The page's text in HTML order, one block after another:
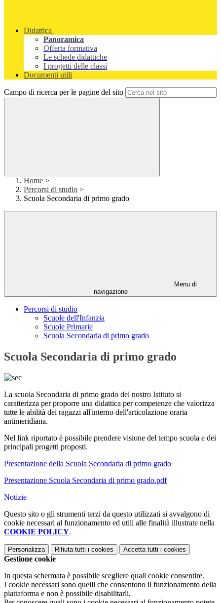
Didattica
Panoramica
Offerta formativa
Le schede didattiche
I progetti delle classi
Documenti utili
Campo di ricerca per le pagine del sito
Home >
Percorsi di studio >
Scuola Secondaria di primo grado
Menu di
navigazione
Percorsi di studio
Scuole dell'Infanzia
Scuole Primarie
Scuola Secondaria di primo grado
Scuola Secondaria di primo grado
La scuola Secondaria di primo grado del nostro Istituto si
caratterizza perproporre una didattica per competenze che valorizza
tutte le abilità dei ragazzi all'interno dell'articolazione oraria
antimeridiana.
Nel link riportato è possibile prendere visione del tempo scuola e dei
principali progetti proposti.
Presentazione della Scuola Secondaria di primo grado
Presentazione Scuola Secondaria di primo grado.pdf
Notizie
Questo sito o gli strumenti terzi da questo utilizzati si avvalgono di
cookie necessari al funzionamento ed utili alle finalità illustrate nella
COOKIE POLICY.
Personalizza Rifiuta tutti i cookies Accetta tutti i cookies
Gestione cookie
In questa schermata è possibile scegliere quali cookie consentire.
I cookie necessari sono quelli che consentono il funzionamento della
piattaforma e non è possibile disabilitarli.